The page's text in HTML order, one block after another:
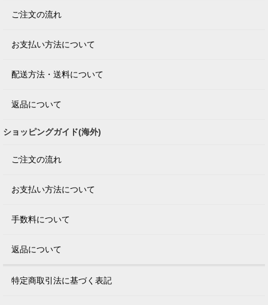
ご注文の流れ
お支払い方法について
配送方法・送料について
返品について
ショッピングガイド(海外)
ご注文の流れ
お支払い方法について
手数料について
返品について
特定商取引法に基づく表記